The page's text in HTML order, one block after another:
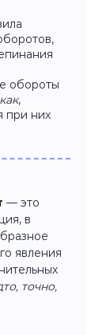
обороты
как,
при них
— это
в
явления
точно,